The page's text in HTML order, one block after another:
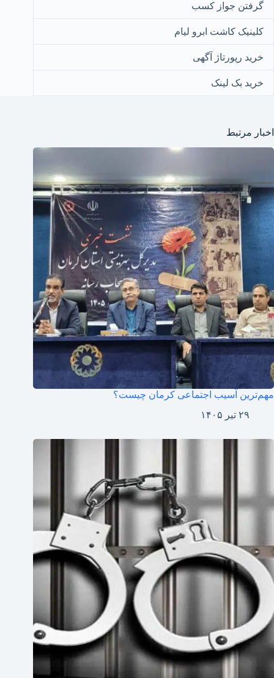
گرفتن جواز کسب
کلینیک کاشت ابرو لیام
خرید رپورتاژ آگهی
خرید بک لینک
اخبار مرتبط
مهم‌ترین آسیب اجتماعی کرمان چیست؟
۲۹ تیر ۱۴۰۵